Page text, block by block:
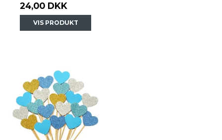
24,00 DKK
VIS PRODUKT